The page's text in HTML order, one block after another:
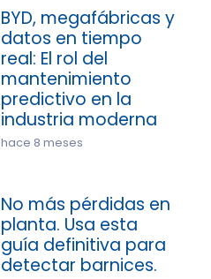
BYD, megafábricas y
datos en tiempo
real: El rol del
mantenimiento
predictivo en la
industria moderna
hace 8 meses
No más pérdidas en
planta. Usa esta
guía definitiva para
detectar barnices.